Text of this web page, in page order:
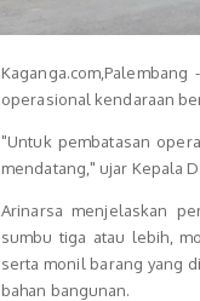
operasional kendaraan
"Untuk pembatasan
mendatang," ujar Kepala
Arinarsa menjelaskan
sumbu tiga atau lebih,
serta monil barang yang
bahan bangunan.